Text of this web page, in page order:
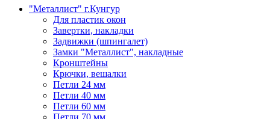
"Металлист" г.Кунгур
Для пластик окон
Завертки, накладки
Задвижки (шпингалет)
Замки "Металлист", накладные
Кронштейны
Крючки, вешалки
Петли 24 мм
Петли 40 мм
Петли 60 мм
Петли 70 мм